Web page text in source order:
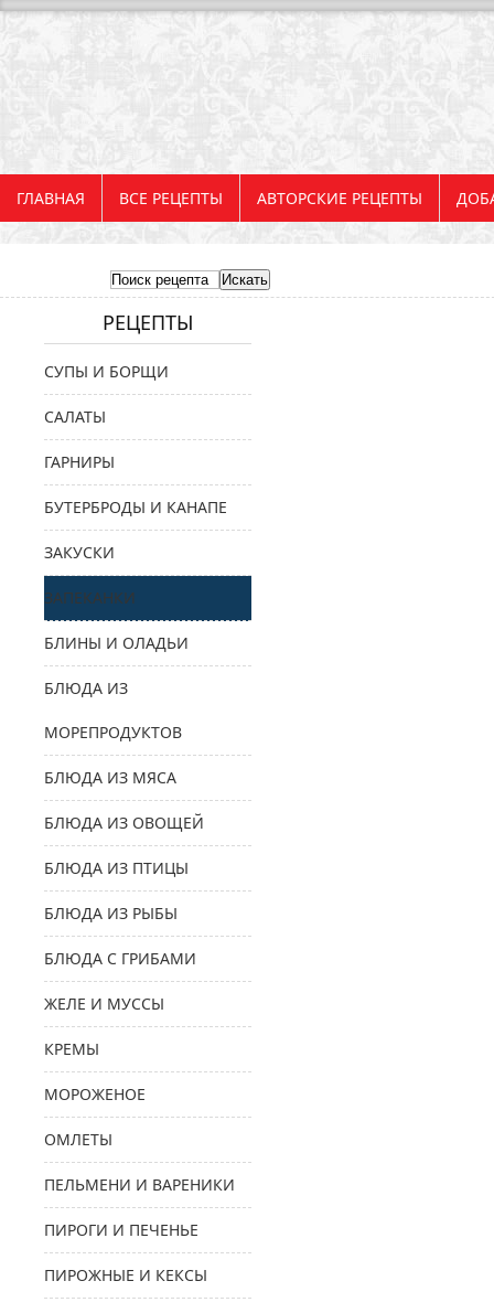
ГЛАВНАЯ ВСЕ РЕЦЕПТЫ АВТОРСКИЕ РЕЦЕПТЫ
РЕЦЕПТЫ
СУПЫ И БОРЩИ
САЛАТЫ
ГАРНИРЫ
БУТЕРБРОДЫ И КАНАПЕ
ЗАКУСКИ
ЗАПЕКАНКИ
БЛИНЫ И ОЛАДЬИ
БЛЮДА ИЗ
МОРЕПРОДУКТОВ
БЛЮДА ИЗ МЯСА
БЛЮДА ИЗ ОВОЩЕЙ
БЛЮДА ИЗ ПТИЦЫ
БЛЮДА ИЗ РЫБЫ
БЛЮДА С ГРИБАМИ
ЖЕЛЕ И МУССЫ
КРЕМЫ
МОРОЖЕНОЕ
ОМЛЕТЫ
ПЕЛЬМЕНИ И ВАРЕНИКИ
ПИРОГИ И ПЕЧЕНЬЕ
ПИРОЖНЫЕ И КЕКСЫ